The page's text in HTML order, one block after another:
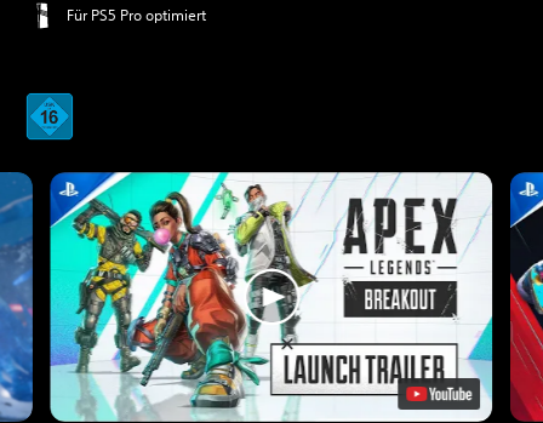
Für PS5 Pro optimiert